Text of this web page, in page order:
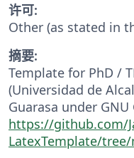
许可:
Other (as stated in
摘要:
Template for PhD /
(Universidad de
Guarasa under
https://github.com/
LatexTemplate/tree/